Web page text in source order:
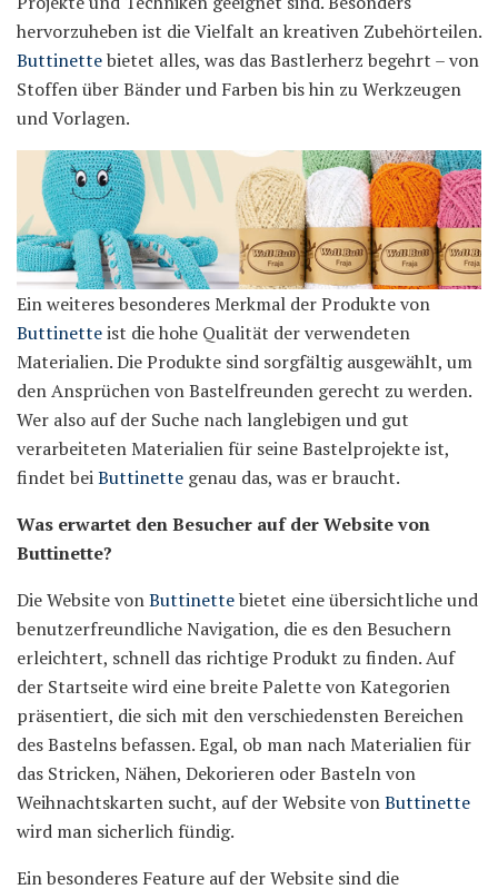
hervorzuheben ist die Vielfalt an kreativen Zubehörteilen.
Buttinettebietet alles, was das Bastlerherz begehrt – von
Stoffen über Bänder und Farben bis hin zu Werkzeugen
und Vorlagen.
Ein weiteres besonderes Merkmal der Produkte von
Buttinetteist die hohe Qualität der verwendeten
Materialien. Die Produkte sind sorgfältig ausgewählt, um
den Ansprüchen von Bastelfreunden gerecht zu werden.
Wer also auf der Suche nach langlebigen und gut
verarbeiteten Materialien für seine Bastelprojekte ist,
findet beiButtinette genau das, was er braucht.
Was erwartet den Besucher auf der Website von
Buttinette?
Die Website vonButtinettebietet eine übersichtliche und
benutzerfreundliche Navigation, die es den Besuchern
erleichtert, schnell das richtige Produkt zu finden. Auf
der Startseite wird eine breite Palette von Kategorien
präsentiert, die sich mit den verschiedensten Bereichen
des Bastelns befassen. Egal, ob man nach Materialien für
das Stricken, Nähen, Dekorieren oder Basteln von
Weihnachtskarten sucht, auf der Website vonButtinette
wird man sicherlich fündig.
Ein besonderes Feature auf der Website sind die